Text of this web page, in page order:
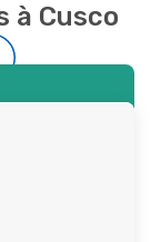
à Cusco